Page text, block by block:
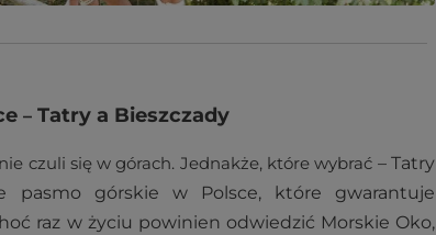
– Tatry a Bieszczady
czuli się w górach. Jednakże, które wybrać –Tatry
pasmo górskie w Polsce, które gwarantuje
raz w życiu powinien odwiedzić Morskie Oko,